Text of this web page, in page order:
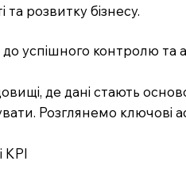
розвитку бізнесу.
успішного контролю та
де дані стають
Розглянемо ключові
KPI